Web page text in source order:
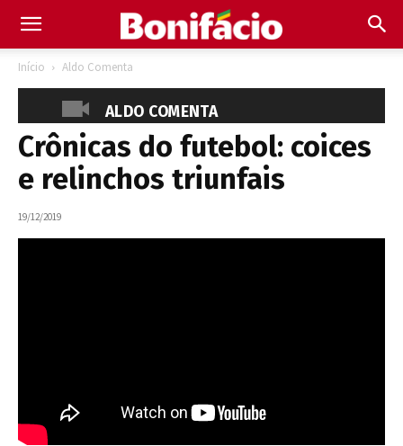
Início Aldo Comenta
ALDO COMENTA
Crônicas do futebol: coices
e relinchos triunfais
19/12/2019